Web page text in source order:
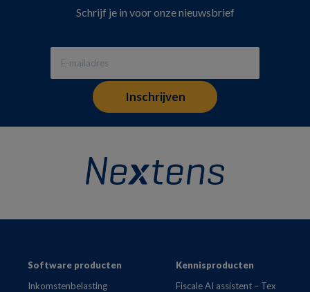
Schrijf je in voor onze nieuwsbrief
FooterSoftware producten
Inkomstenbelasting
Kennisproducten
Fiscale AI assistent – Tex